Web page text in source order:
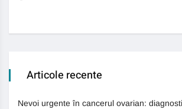
Articole recente
Nevoi urgente în cancerul ovarian: